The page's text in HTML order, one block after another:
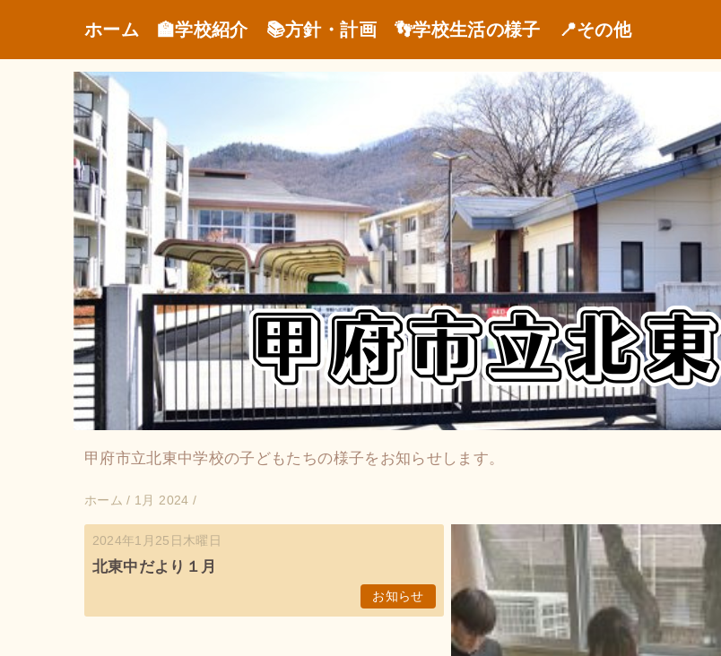
ホーム 🏫学校紹介 📚方針・計画 👣学校生活の様子 📍その他
甲府市立北東中学校の子どもたちの様子をお知らせします。
ホーム / 1月 2024 /
2024年1月25日木曜日
北東中だより１月
お知らせ